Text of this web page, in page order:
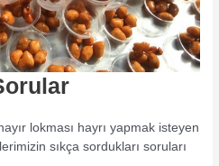
lokması hayrı yapmak isteyen
sıkça sordukları soruları